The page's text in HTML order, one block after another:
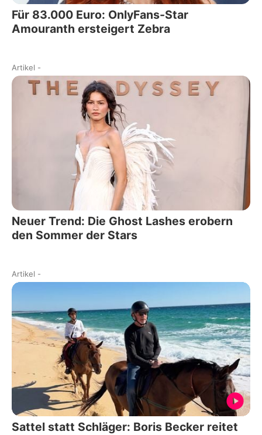
Für 83.000 Euro: OnlyFans-Star
Amouranth ersteigert Zebra
Artikel -
Neuer Trend: Die Ghost Lashes erobern
den Sommer der Stars
Artikel -
Sattel statt Schläger: Boris Becker reitet